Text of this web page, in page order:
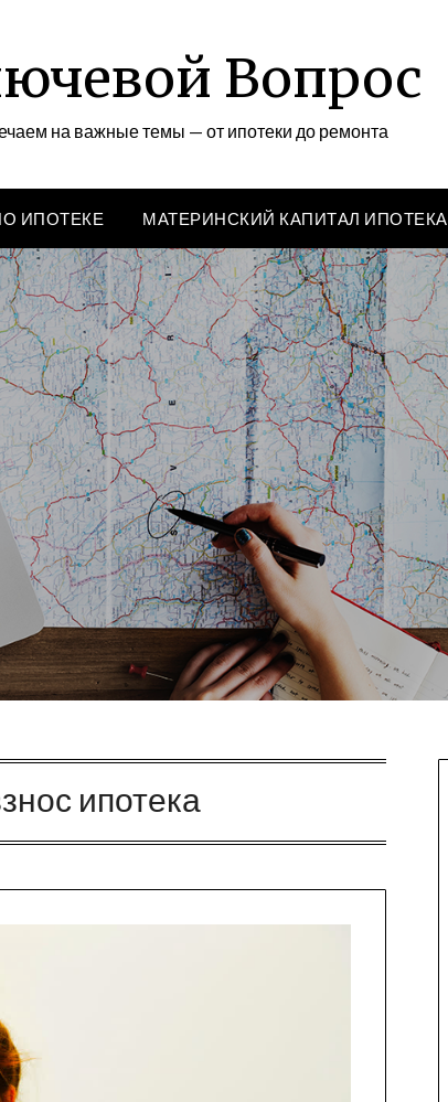
Вопрос
на важные темы — от ипотеки до ремонта
ИПОТЕКЕ МАТЕРИНСКИЙ КАПИТАЛ ИПОТЕКА
ипотека